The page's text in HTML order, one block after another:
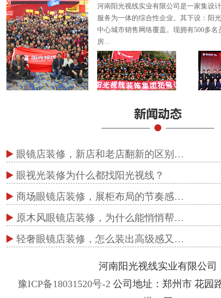
河南阳光视线实业有限公司是一家集设
服务为一体的综合性企业。其下设：阳
中心城市销售网络覆盖。现拥有500多
房...
眼镜店装修，新店和老店翻新的区别…
眼视光装修为什么都找阳光视线？
商场眼镜店装修，展柜布局的节奏感…
原木风眼镜店装修，为什么能悄悄帮…
轻奢眼镜店装修，怎么装出高级感又…
河南阳光视线实业有限公司
豫ICP备18031520号-2 公司地址：郑州市 花园